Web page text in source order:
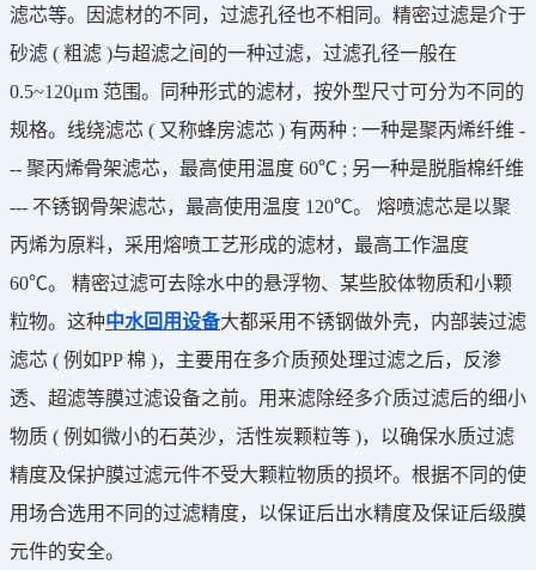
滤芯等。因滤材的不同，过滤孔径也不相同。精密过滤是介于
砂滤 ( 粗滤 )与超滤之间的一种过滤，过滤孔径一般在
0.5~120μm 范围。同种形式的滤材，按外型尺寸可分为不同的
规格。线绕滤芯 ( 又称蜂房滤芯 ) 有两种 : 一种是聚丙烯纤维 -
-- 聚丙烯骨架滤芯，最高使用温度 60℃ ; 另一种是脱脂棉纤维
--- 不锈钢骨架滤芯，最高使用温度 120℃。 熔喷滤芯是以聚
丙烯为原料，采用熔喷工艺形成的滤材，最高工作温度
60℃。 精密过滤可去除水中的悬浮物、某些胶体物质和小颗
粒物。这种中水回用设备大都采用不锈钢做外壳，内部装过滤
滤芯 ( 例如PP 棉 )，主要用在多介质预处理过滤之后，反渗
透、超滤等膜过滤设备之前。用来滤除经多介质过滤后的细小
物质 ( 例如微小的石英沙，活性炭颗粒等 )，以确保水质过滤
精度及保护膜过滤元件不受大颗粒物质的损坏。根据不同的使
用场合选用不同的过滤精度，以保证后出水精度及保证后级膜
元件的安全。